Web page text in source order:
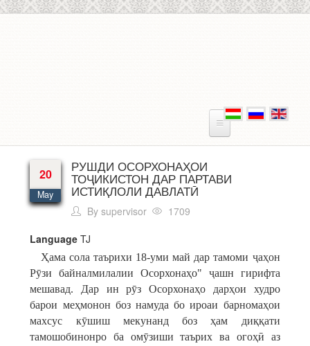
20
May
РУШДИ ОСОРХОНАҲОИ
ТОҶИКИСТОН ДАР ПАРТАВИ
ИСТИҚЛОЛИ ДАВЛАТӢ
Bysupervisor
1709
Language TJ
Ҳама сола таърихи 18-уми май дар тамоми ҷаҳон
Рӯзи байналмилалии Осорхонаҳо" ҷашн гирифта
мешавад. Дар ин рӯз Осорхонаҳо дарҳои худро
барои меҳмонон боз намуда бо ироаи барномаҳои
махсус кӯшиш мекунанд боз ҳам диққати
тамошобинонро ба омӯзиши таърих ва огоҳӣ аз